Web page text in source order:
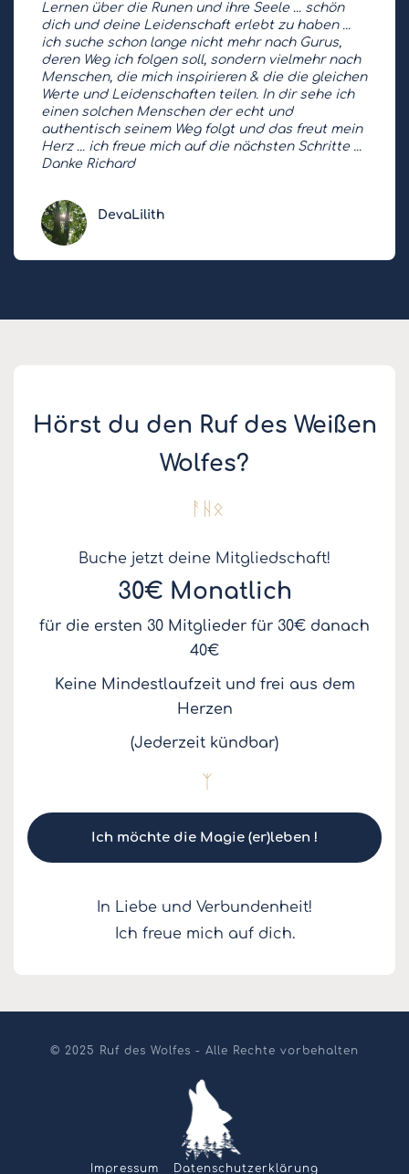
Lernen über die Runen und ihre Seele ... schön
dich und deine Leidenschaft erlebt zu haben ...
ich suche schon lange nicht mehr nach Gurus,
deren Weg ich folgen soll, sondern vielmehr nach
Menschen, die mich inspirieren & die die gleichen
Werte und Leidenschaften teilen. In dir sehe ich
einen solchen Menschen der echt und
authentisch seinem Weg folgt und das freut mein
Herz ... ich freue mich auf die nächsten Schritte ...
Danke Richard
DevaLilith
Hörst du den Ruf des Weißen
Wolfes?
ᚨᚺᛟ
Buche jetzt deine Mitgliedschaft!
30€ Monatlich
für die ersten 30 Mitglieder für 30€ danach
40€
Keine Mindestlaufzeit und frei aus dem
Herzen
(Jederzeit kündbar)
ᛉ
Ich möchte die Magie (er)leben !
In Liebe und Verbundenheit!
Ich freue mich auf dich.
© 2025 Ruf des Wolfes - Alle Rechte vorbehalten
Impressum Datenschutzerklärung